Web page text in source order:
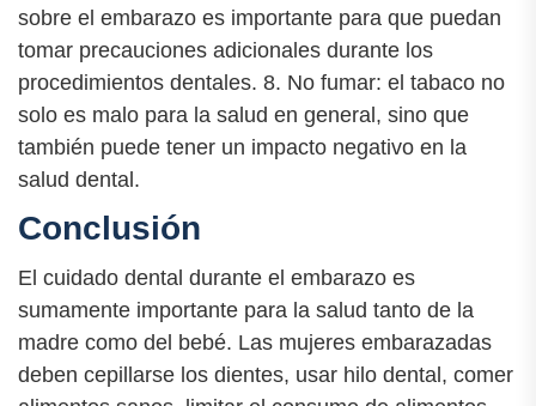
sobre el embarazo es importante para que puedan
tomar precauciones adicionales durante los
procedimientos dentales. 8. No fumar: el tabaco no
solo es malo para la salud en general, sino que
también puede tener un impacto negativo en la
salud dental.
Conclusión
El cuidado dental durante el embarazo es
sumamente importante para la salud tanto de la
madre como del bebé. Las mujeres embarazadas
deben cepillarse los dientes, usar hilo dental, comer